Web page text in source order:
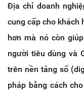
Địa chỉ doanh
cung cấp cho khách
hơn mà nó còn
người tiêu dùng và
trên nền tảng số
pháp bằng cách